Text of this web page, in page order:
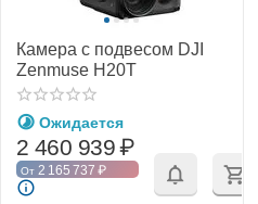
Камера c подвесом DJI
Zenmuse H20T
Ожидается
2 460 939₽
От 2 165 737 ₽